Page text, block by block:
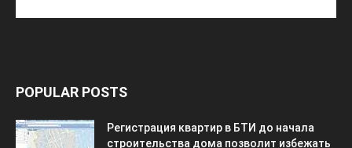
POPULAR POSTS
Регистрация квартир в БТИ до начала
строительства дома позволит избежать